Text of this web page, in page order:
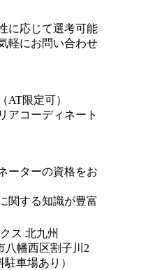
に応じて選考可能
軽にお問い合わせ
限定可）
アコーディネート
ーターの資格をお
関する知識が豊富
ス 北九州
八幡西区割子川2
車場あり）